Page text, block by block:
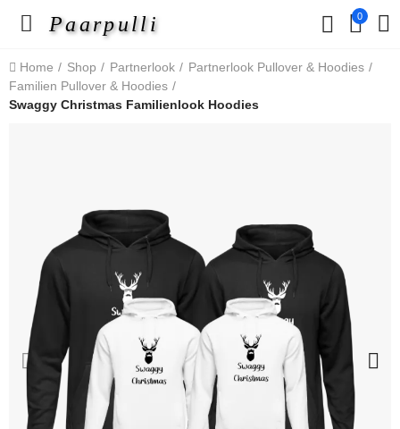
Paarpulli 0
Home Shop Partnerlook
Partnerlook Pullover & Hoodies
Familien Pullover & Hoodies
Swaggy Christmas Familienlook Hoodies